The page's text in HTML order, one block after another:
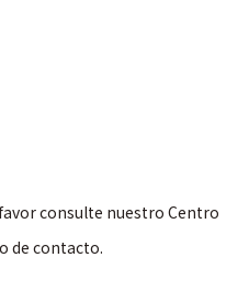
consulte nuestro Centro
de contacto.